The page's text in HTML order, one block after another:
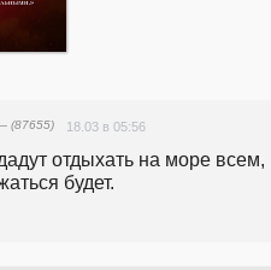
(87655) 18.03 в 05:56
отдыхать на море всем,
будет.